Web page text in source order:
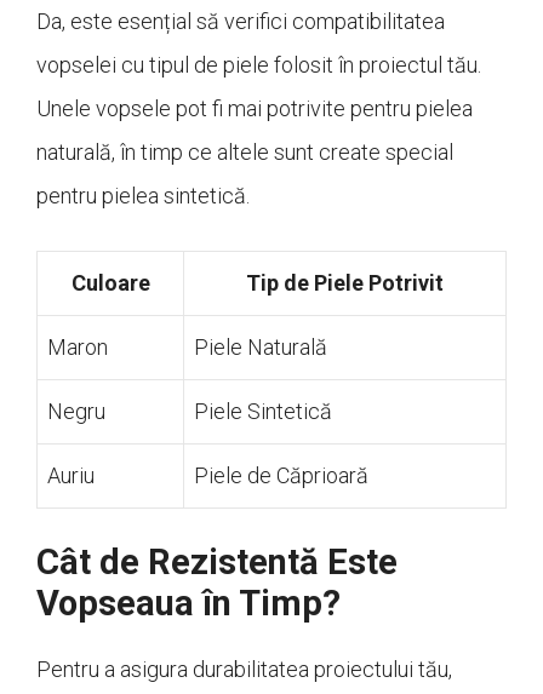
Da, este esențial să verifici compatibilitatea
vopselei cu tipul de piele folosit în proiectul tău.
Unele vopsele pot fi mai potrivite pentru pielea
naturală, în timp ce altele sunt create special
pentru pielea sintetică.
Culoare Tip de Piele Potrivit
Maron Piele Naturală
Negru Piele Sintetică
Auriu Piele de Căprioară
Cât de Rezistentă Este
Vopseaua în Timp?
Pentru a asigura durabilitatea proiectului tău,